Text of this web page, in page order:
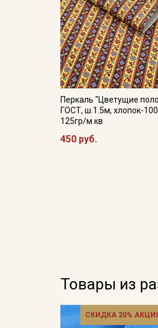
Перкаль "Цветущие
ГОСТ, ш.1.5м, хлопок-
125гр/м.кв
450 руб.
Товары из
СКИДКА 20%